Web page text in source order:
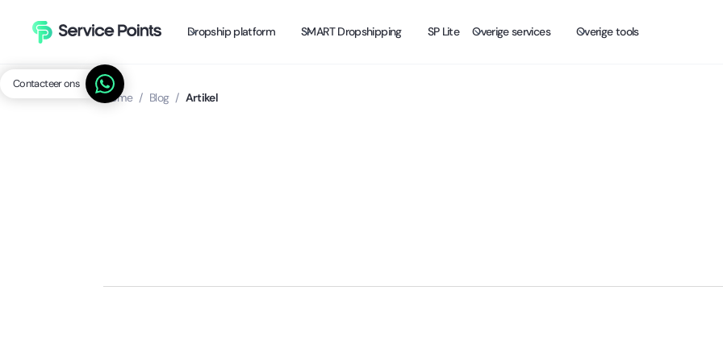
Dropship platform SMART Dropshipping SP Lite Overige services Overige tools
Contacteer ons
Home / Blog / Artikel